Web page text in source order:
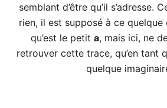
semblant d’être qu’il s’adresse.
rien, il est supposé à ce
qu’est le petit a, mais ici, ne
retrouver cette trace, qu’en tant
quelque